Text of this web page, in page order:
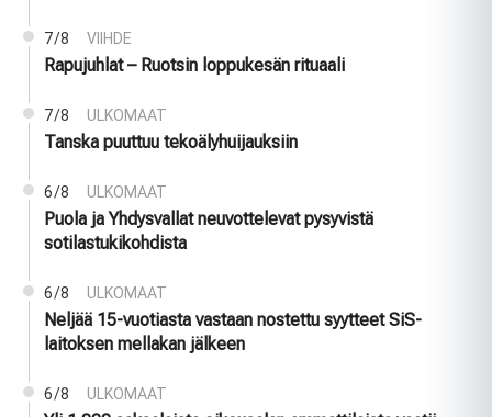
7/8 VIIHDE
Rapujuhlat – Ruotsin loppukesän rituaali
7/8 ULKOMAAT
Tanska puuttuu tekoälyhuijauksiin
6/8 ULKOMAAT
Puola ja Yhdysvallat neuvottelevat pysyvistä
sotilastukikohdista
6/8 ULKOMAAT
Neljää 15-vuotiasta vastaan nostettu syytteet SiS-
laitoksen mellakan jälkeen
6/8 ULKOMAAT